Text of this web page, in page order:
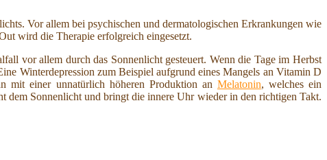
Vor allem bei psychischen und dermatologischen Erkrankungen wie
wird die Therapie erfolgreich eingesetzt.
vor allem durch das Sonnenlicht gesteuert. Wenn die Tage im Herbst
Winterdepression zum Beispiel aufgrund eines Mangels an Vitamin D
mit einer unnatürlich höheren Produktion an Melatonin, welches ein
dem Sonnenlicht und bringt die innere Uhr wieder in den richtigen Takt.